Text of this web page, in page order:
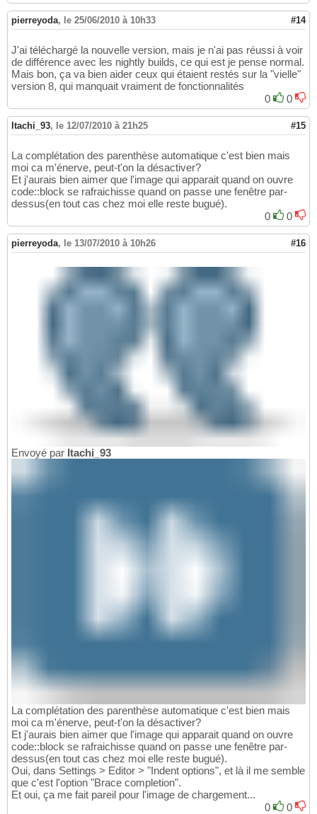
pierreyoda, le 25/06/2010 à 10h33 #14
J'ai téléchargé la nouvelle version, mais je n'ai pas réussi à voir
de différence avec les nightly builds, ce qui est je pense normal.
Mais bon, ça va bien aider ceux qui étaient restés sur la "vielle"
version 8, qui manquait vraiment de fonctionnalités
0
0
Itachi_93, le 12/07/2010 à 21h25 #15
La complétation des parenthèse automatique c'est bien mais
moi ca m'énerve, peut-t'on la désactiver?
Et j'aurais bien aimer que l'image qui apparait quand on ouvre
code::block se rafraichisse quand on passe une fenêtre par-
dessus(en tout cas chez moi elle reste bugué).
0
0
pierreyoda, le 13/07/2010 à 10h26 #16
Envoyé par Itachi_93
La complétation des parenthèse automatique c'est bien mais
moi ca m'énerve, peut-t'on la désactiver?
Et j'aurais bien aimer que l'image qui apparait quand on ouvre
code::block se rafraichisse quand on passe une fenêtre par-
dessus(en tout cas chez moi elle reste bugué).
Oui, dans Settings > Editor > "Indent options", et là il me semble
que c'est l'option "Brace completion".
Et oui, ça me fait pareil pour l'image de chargement...
0
0